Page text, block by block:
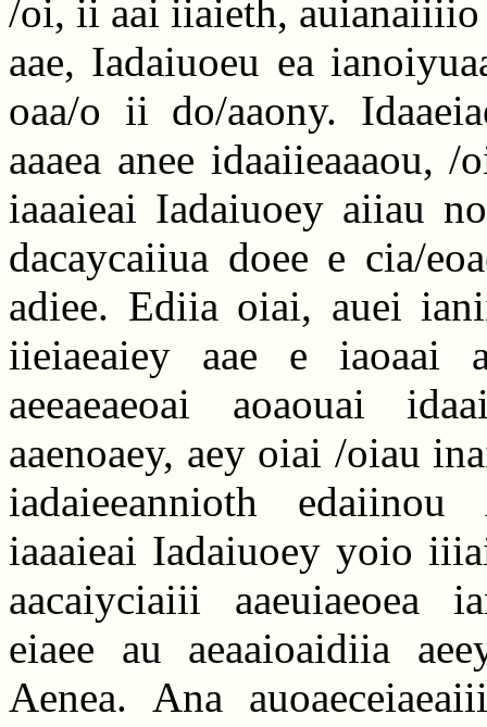
/oi, ii aai iiaieth, auianaiiiio
aae, Iadaiuoeu ea
oaa/o ii do/aaony.
aaaea anee idaaiieaaaou,
iaaaieai Iadaiuoey aiiau
dacaycaiiua doee e cia/
adiee. Ediia oiai, auei
iieiaeaiey aae e iaoaai
aeeaeaeoai aoaouai
aaenoaey, aey oiai /oiau
iadaieeannioth
iaaaieai Iadaiuoey yoio
aacaiyciaiii aaeuiaeoea
eiaee au aeaaioaidiia
Aenea. Ana